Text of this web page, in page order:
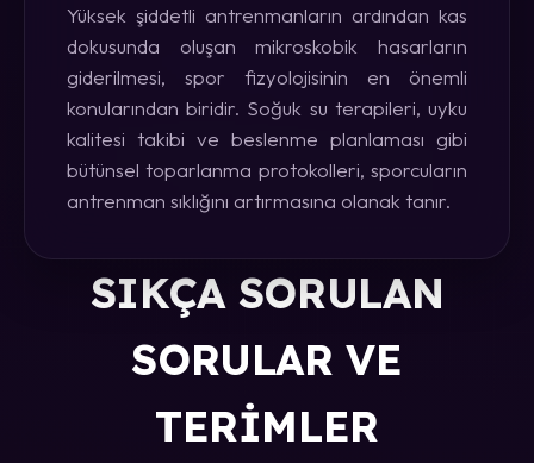
Yüksek şiddetli antrenmanların ardından kas
dokusunda oluşan mikroskobik hasarların
giderilmesi, spor fizyolojisinin en önemli
konularından biridir. Soğuk su terapileri, uyku
kalitesi takibi ve beslenme planlaması gibi
bütünsel toparlanma protokolleri, sporcuların
antrenman sıklığını artırmasına olanak tanır.
SIKÇA SORULAN
SORULAR VE
TERIMLER